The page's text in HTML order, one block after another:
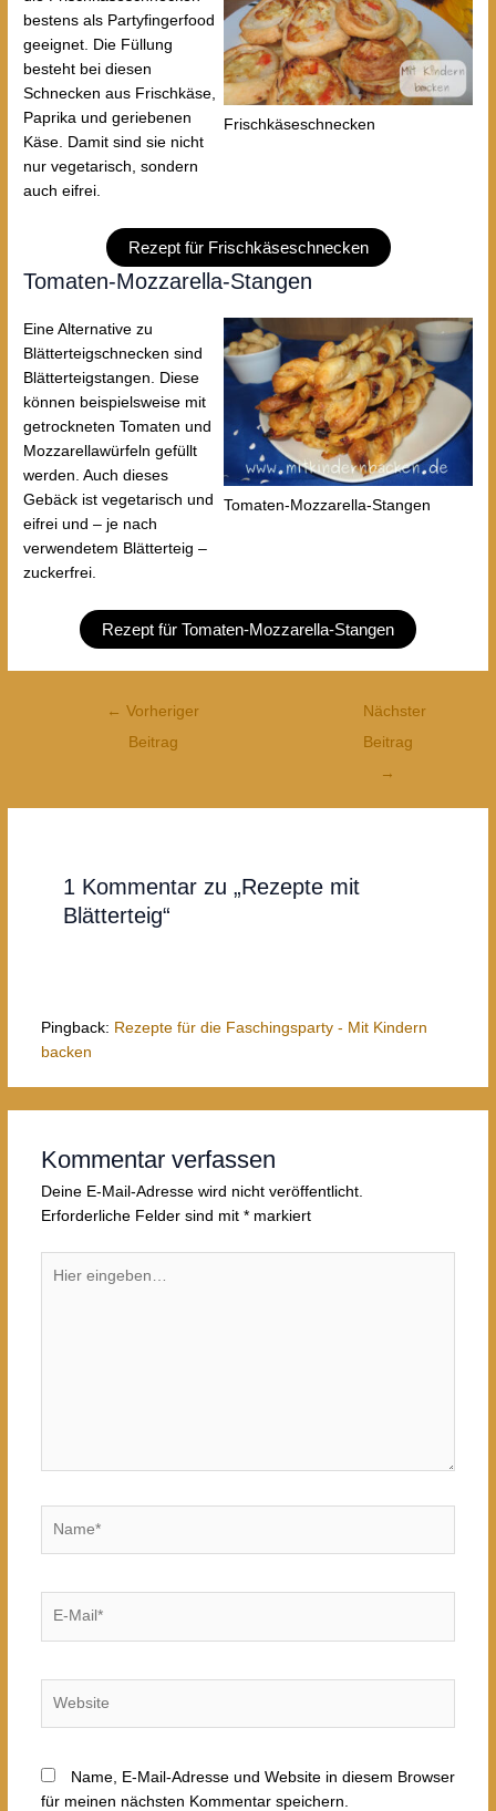
Frischkäseschnecken
bestens als Partyfingerfood
geeignet. Die Füllung
besteht bei diesen
Schnecken aus Frischkäse,
Paprika und geriebenen
Käse. Damit sind sie nicht
nur vegetarisch, sondern
auch eifrei.
Rezept für Frischkäseschnecken
Tomaten-Mozzarella-Stangen
Tomaten-Mozzarella-Stangen
Eine Alternative zu
Blätterteigschnecken sind
Blätterteigstangen. Diese
können beispielsweise mit
getrockneten Tomaten und
Mozzarellawürfeln gefüllt
werden. Auch dieses
Gebäck ist vegetarisch und
eifrei und – je nach
verwendetem Blätterteig –
zuckerfrei.
Rezept für Tomaten-Mozzarella-Stangen
← Vorheriger
Beitrag
Nächster
Beitrag
→
1 Kommentar zu „Rezepte mit
Blätterteig“
Pingback: Rezepte für die Faschingsparty - Mit Kindern
backen
Kommentar verfassen
Deine E-Mail-Adresse wird nicht veröffentlicht.
Erforderliche Felder sind mit *markiert
eingeben…
Name, E-Mail-Adresse und Website in diesem Browser
für meinen nächsten Kommentar speichern.